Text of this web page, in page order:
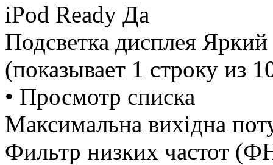
iPod Ready Да
Подсветка дисплея
(показывает 1 строку из
• Просмотр списка
Максимальна вихідна
Фильтр низких частот